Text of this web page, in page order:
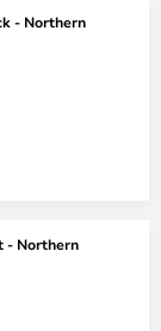
- Northern
- Northern